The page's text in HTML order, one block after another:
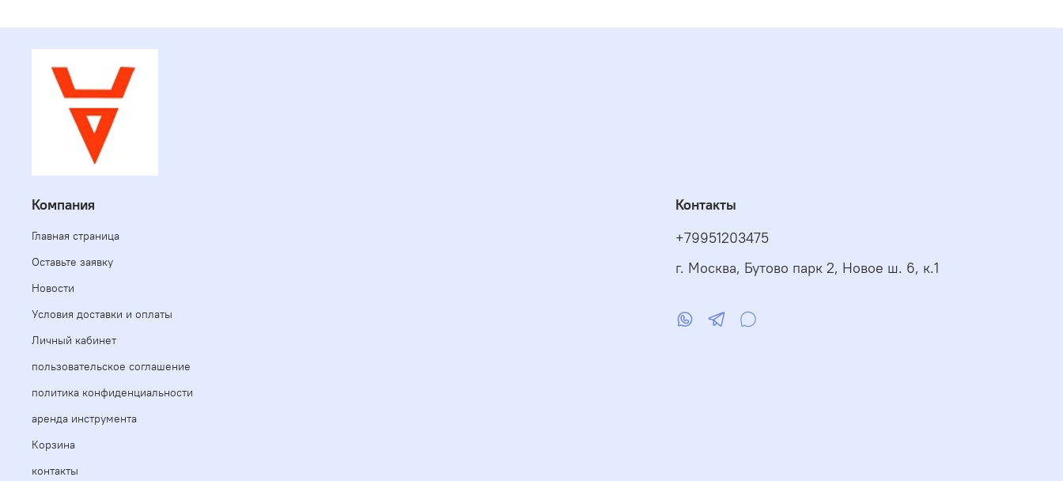
Компания
Главная страница
Оставьте заявку
Новости
Условия доставки и оплаты
Личный кабинет
пользовательское соглашение
политика конфиденциальности
аренда инструмента
Корзина
контакты
Контакты
+79951203475
г. Москва, Бутово парк 2, Новое ш. 6, к.1